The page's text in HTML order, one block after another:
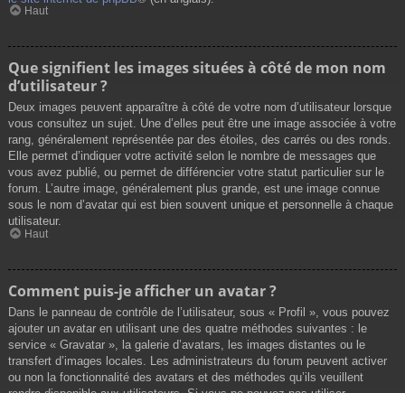
Haut
Que signifient les images situées à côté de mon nom
d’utilisateur ?
Deux images peuvent apparaître à côté de votre nom d’utilisateur lorsque
vous consultez un sujet. Une d’elles peut être une image associée à votre
rang, généralement représentée par des étoiles, des carrés ou des ronds.
Elle permet d’indiquer votre activité selon le nombre de messages que
vous avez publié, ou permet de différencier votre statut particulier sur le
forum. L’autre image, généralement plus grande, est une image connue
sous le nom d’avatar qui est bien souvent unique et personnelle à chaque
utilisateur.
Haut
Comment puis-je afficher un avatar ?
Dans le panneau de contrôle de l’utilisateur, sous « Profil », vous pouvez
ajouter un avatar en utilisant une des quatre méthodes suivantes : le
service « Gravatar », la galerie d’avatars, les images distantes ou le
transfert d’images locales. Les administrateurs du forum peuvent activer
ou non la fonctionnalité des avatars et des méthodes qu’ils veuillent